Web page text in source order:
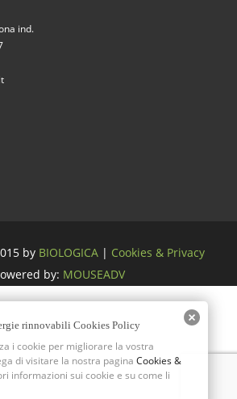
ind.
by BIOLOGICA| Cookies & Privacy
by: MOUSEADV
rinnovabili Cookies Policy
i cookie per migliorare la vostra
di visitare la nostra pagina Cookies &
informazioni sui cookie e su come li